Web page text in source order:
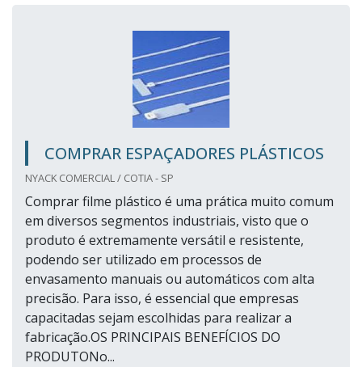
COMPRAR ESPAÇADORES PLÁSTICOS
NYACK COMERCIAL / COTIA - SP
Comprar filme plástico é uma prática muito comum
em diversos segmentos industriais, visto que o
produto é extremamente versátil e resistente,
podendo ser utilizado em processos de
envasamento manuais ou automáticos com alta
precisão. Para isso, é essencial que empresas
capacitadas sejam escolhidas para realizar a
fabricação.OS PRINCIPAIS BENEFÍCIOS DO
PRODUTONo...